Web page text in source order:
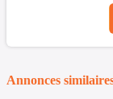
Annonces